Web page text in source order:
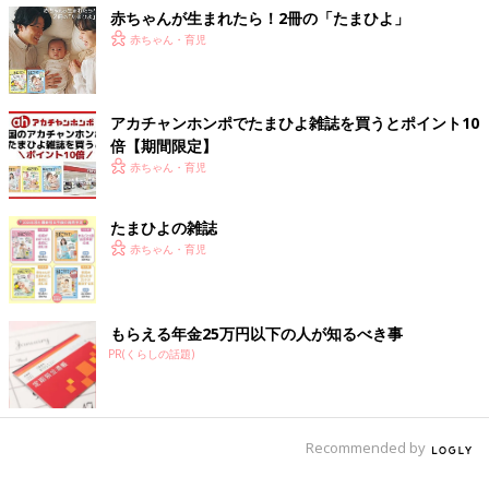
赤ちゃんが生まれたら！2冊の「たまひよ」
赤ちゃん・育児
アカチャンホンポでたまひよ雑誌を買うとポイント10
倍【期間限定】
赤ちゃん・育児
たまひよの雑誌
赤ちゃん・育児
もらえる年金25万円以下の人が知るべき事
PR(くらしの話題)
Recommended by